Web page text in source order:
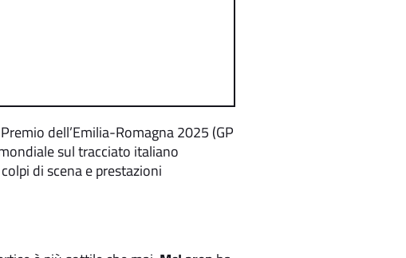
dell’Emilia-Romagna 2025 (GP
sul tracciato italiano
di scena e prestazioni